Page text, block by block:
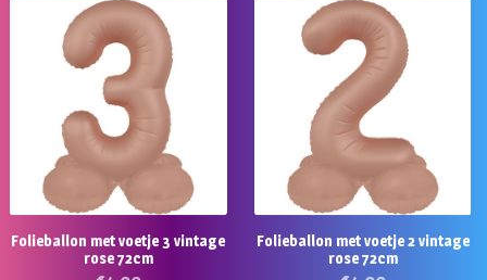
Folieballon met voetje 3 vintage
rose 72cm
Folieballon met voetje 2 vintage
rose 72cm